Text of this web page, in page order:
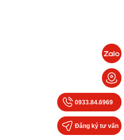
0933.84.6969
Đăng ký tư vấn